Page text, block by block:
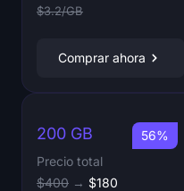
$3.2/GB
Comprar ahora
56%
200 GB
Precio total
$400 → $180